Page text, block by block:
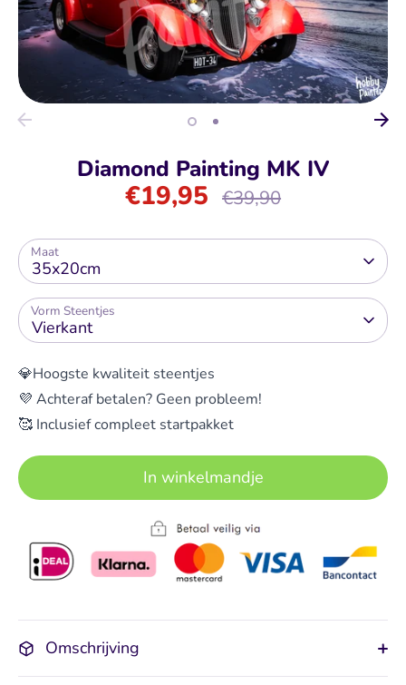
Diamond Painting MK IV
€19,95
Normale
€39,90
Maat
35x20cm
Vorm Steentjes
Vierkant
💎Hoogste kwaliteit steentjes
💜 Achteraf betalen? Geen probleem!
🥰 Inclusief compleet startpakket
In winkelmandje
Omschrijving